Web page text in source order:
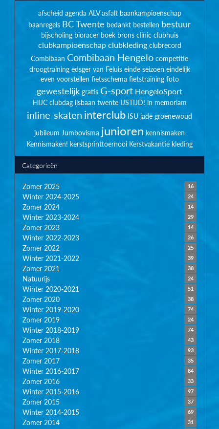
afscheid agenda ALV asfalt baankampioenschap
baanregels BC Twente bedankt bestellen bestuur
bijscholing bioracer boek brons clinic clubhuis
clubkampioenschapclubkleding clubrecord
Combibaan Combibaan Hengelo competitie
droogtraining edsger van Feluis einde seizoen eindelijk
even voorstellen fietsschema fietstraining foto
gewestelijk gratis G-sport HengeloSport
HIJC clubdag ijsbaan twente IJSTIJD! in memoriam
inline-skaten interclub ISU jade groenewoud
jubileum Jumbovisma junioren kennismaken
Kennismaken! kerstsprinttoernooi Kerstvakantie kleding
Categorieën
16
Zomer 2025
24
Winter 2024-2025
14
Zomer 2024
29
Winter 2023-2024
14
Zomer 2023
26
Winter 2022-2023
25
Zomer 2022
39
Winter 2021-2022
38
Zomer 2021
24
Natuurijs
51
Winter 2020-2021
38
Zomer 2020
74
Winter 2019-2020
24
Zomer 2019
74
Winter 2018-2019
43
Zomer 2018
93
Winter 2017-2018
35
Zomer 2017
84
Winter 2016-2017
33
Zomer 2016
97
Winter 2015-2016
37
Zomer 2015
69
Winter 2014-2015
31
Zomer 2014